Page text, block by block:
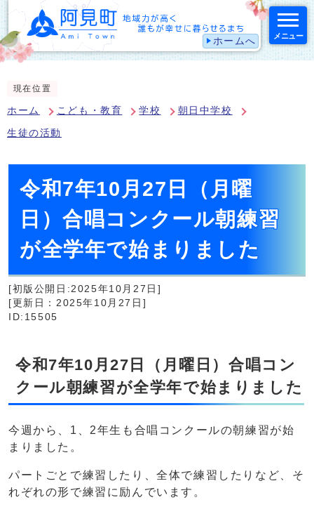
ホームへ メニュー
現在位置
ホーム こども・教育 学校 朝日中学校
生徒の活動
令和7年10月27日（月曜
日）合唱コンクール朝練習
が全学年で始まりました
[初版公開日:2025年10月27日]
[更新日：2025年10月27日]
ID:15505
令和7年10月27日（月曜日）合唱コン
クール朝練習が全学年で始まりました
今週から、1、2年生も合唱コンクールの朝練習が始
まりました。
パートごとで練習したり、全体で練習したりなど、そ
れぞれの形で練習に励んでいます。